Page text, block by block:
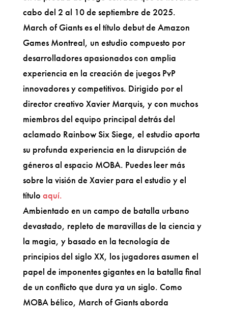
cabo del 2 al 10 de septiembre de 2025.
March of Giants es el título debut de Amazon
Games Montreal, un estudio compuesto por
desarrolladores apasionados con amplia
experiencia en la creación de juegos PvP
innovadores y competitivos. Dirigido por el
director creativo Xavier Marquis, y con muchos
miembros del equipo principal detrás del
aclamado Rainbow Six Siege, el estudio aporta
su profunda experiencia en la disrupción de
géneros al espacio MOBA. Puedes leer más
sobre la visión de Xavier para el estudio y el
título aquí.
Ambientado en un campo de batalla urbano
devastado, repleto de maravillas de la ciencia y
la magia, y basado en la tecnología de
principios del siglo XX, los jugadores asumen el
papel de imponentes gigantes en la batalla final
de un conflicto que dura ya un siglo. Como
MOBA bélico, March of Giants aborda